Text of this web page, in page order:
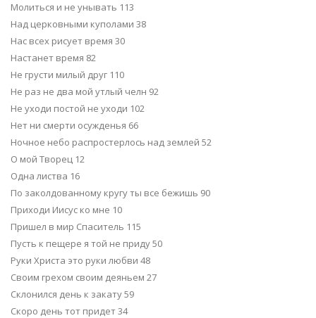
Молиться и не унывать 113
Над церковными куполами 38
Нас всех рисует время 30
Настанет время 82
Не грусти милый друг 110
Не раз не два мой утлый челн 92
Не уходи постой не уходи 102
Нет ни смерти осужденья 66
Ночное небо распростерлось над землей 52
О мой Творец 12
Одна листва 16
По заколдованному кругу ты все бежишь 90
Приходи Иисус ко мне 10
Пришел в мир Спаситель 115
Пусть к пещере я той не приду 50
Руки Христа это руки любви 48
Своим грехом своим деяньем 27
Склонился день к закату 59
Скоро день тот придет 34